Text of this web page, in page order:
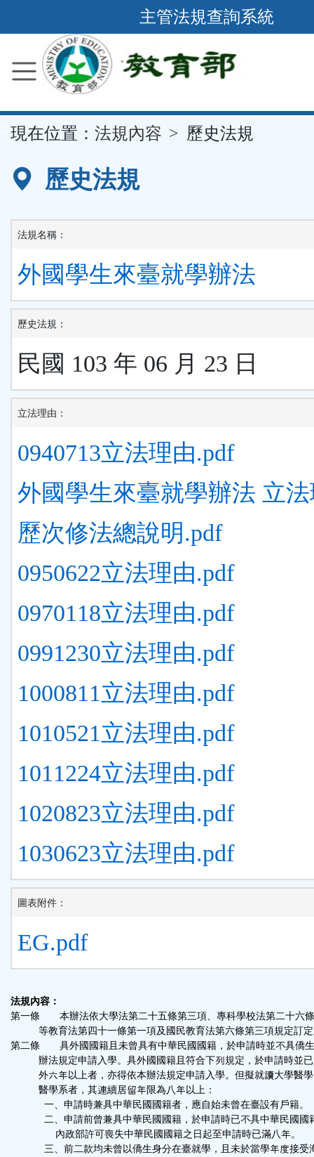
到
要
容
區
主管法規查詢系統
現在位置： 法規內容 歷史法規
歷史法規
法規名稱：
外國學生來臺就學辦法
歷史法規：
民國 103 年 06 月 23 日
立法理由：
0940713立法理由.pdf
外國學生來臺就學辦法 立
歷次修法總說明.pdf
0950622立法理由.pdf
0970118立法理由.pdf
0991230立法理由.pdf
1000811立法理由.pdf
1010521立法理由.pdf
1011224立法理由.pdf
1020823立法理由.pdf
1030623立法理由.pdf
圖表附件：
EG.pdf
法規內容：
第一條 本辦法依大學法第二十五條第三項、專科學校法第二十六
等教育法第四十一條第一項及國民教育法第六條第三項規定訂定
第二條 具外國國籍且未曾具有中華民國國籍，於申請時並不具僑
辦法規定申請入學。具外國國籍且符合下列規定，於申請時並已
外六年以上者，亦得依本辦法規定申請入學。但擬就讀大學醫學
醫學系者，其連續居留年限為八年以上：
一、申請時兼具中華民國國籍者，應自始未曾在臺設有戶籍。
二、申請前曾兼具中華民國國籍，於申請時已不具中華民國國
內政部許可喪失中華民國國籍之日起至申請時已滿八年。
三、前二款均未曾以僑生身分在臺就學，且未於當學年度接受